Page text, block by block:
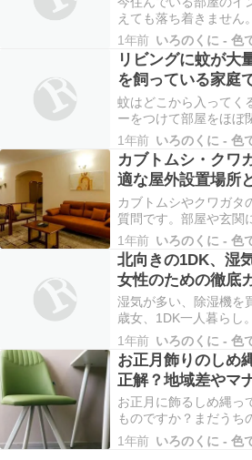
えても落ち着きません
とか教えてください。
も落ち着かない…そん
抱えています。 部屋
大きな影響を与えます
リラックスで…
1年前
リビングに蚊が大
を飼っている家庭
蚊はどこから入ってく
ーをつけて部屋をほぼ
らず蚊が何匹もあふれ
蚊を見かけたらできる
います。なのに次から
６，７匹ぐらいいまし
るのでしょう？昔、…
1年前
カブトムシ・クワ
適な屋外設置場所
カブトムシやクワガタ
質問です。部屋や玄関
北側に置いても大丈夫
でいい場所があれば教
かごの設置：北側への
やクワガタの飼育は、
にも繋がる楽…
1年前
北向きの1DK、湿
女性のための徹底
湿気が多い、除湿機を
歳女、1DK一人暮らし
すが湿気に悩んでます
りが悪く洗濯物を部屋
す。 窓の結露が激しく
ッズを試すものの無駄
気が多く…
1年前
お正月飾りのしめ
正解？地域差やマ
底解説
お正月に飾るしめ縄っ
ものですか？まだうち
るので聞きたいです。
域差と一般的なマナー
1年前